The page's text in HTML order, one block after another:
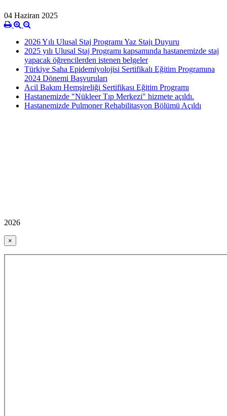
04 Haziran 2025
2026 Yılı Ulusal Staj Programı Yaz Stajı Duyuru
2025 yılı Ulusal Staj Programı kapsamında hastanemizde staj
yapacak öğrencilerden istenen belgeler
Türkiye Saha Epidemiyolojisi Sertifikalı Eğitim Programına
2024 Dönemi Başvuruları
Acil Bakım Hemşireliği Sertifikası Eğitim Programı
Hastanemizde "Nükleer Tıp Merkezi" hizmete açıldı.
Hastanemizde Pulmoner Rehabilitasyon Bölümü Açıldı
2026
×